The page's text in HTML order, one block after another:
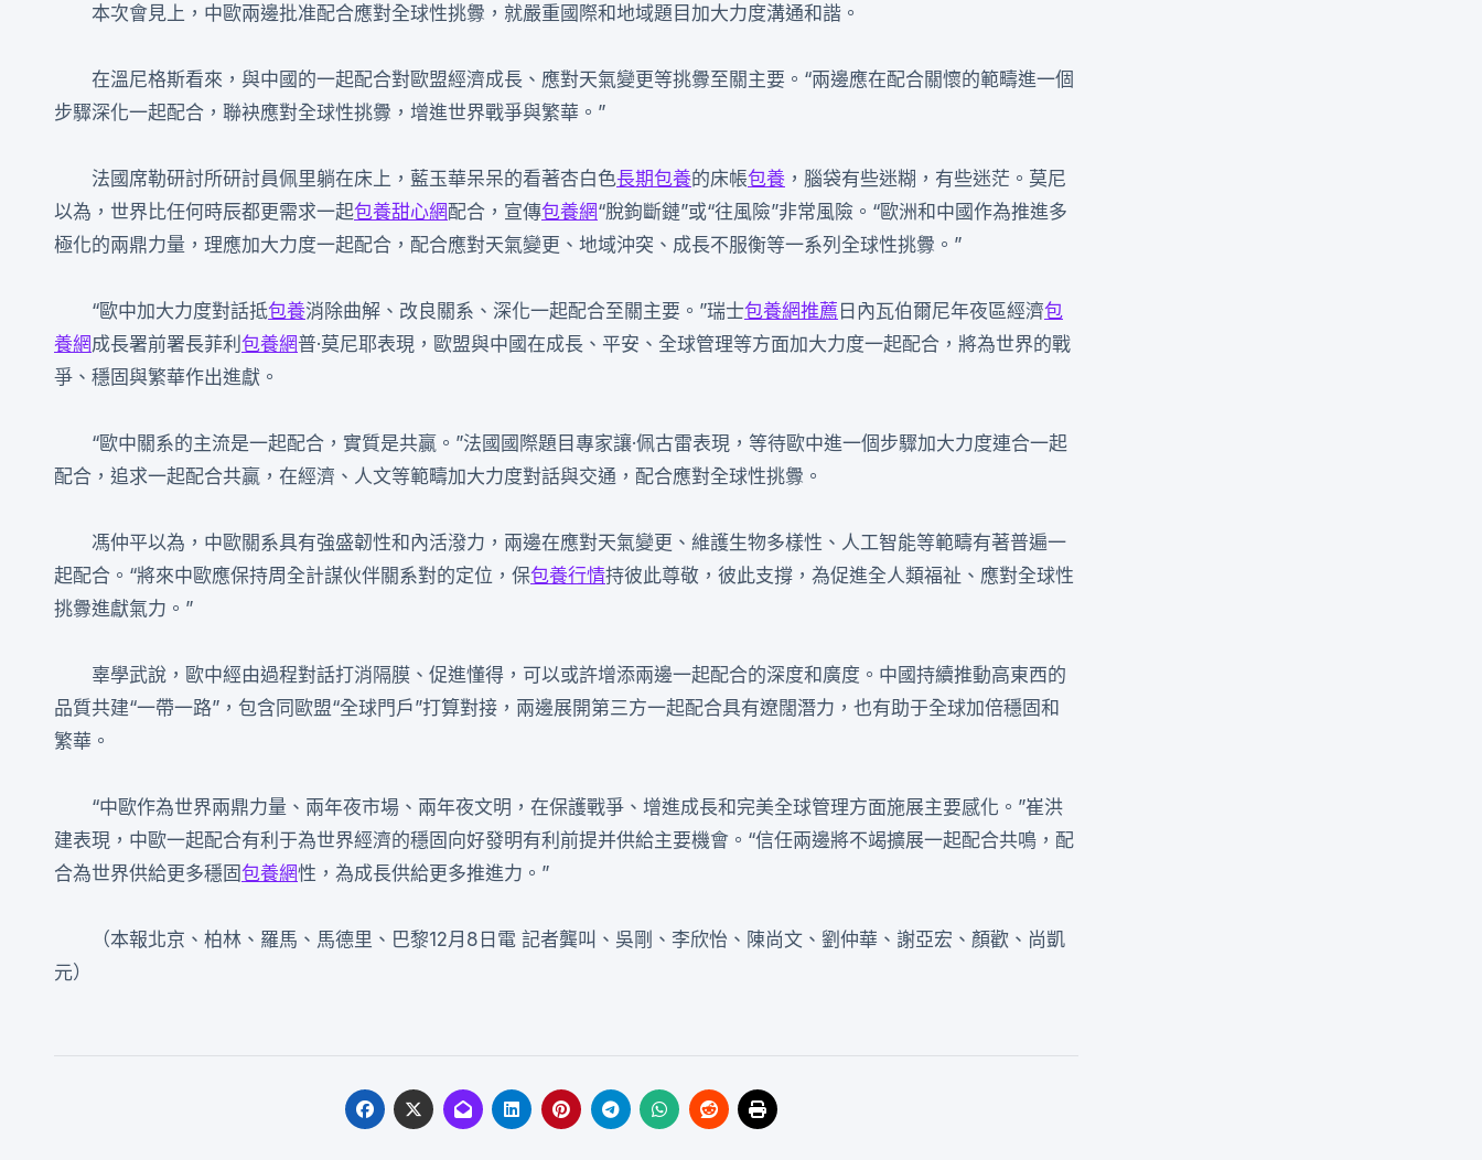
本次會見上，中歐兩邊批准配合應對全球性挑釁，就嚴重國際和地域題目加大力度溝通和諧。
在溫尼格斯看來，與中國的一起配合對歐盟經濟成長、應對天氣變更等挑釁至關主要。“兩邊應在配合關懷的範疇進一個
步驟深化一起配合，聯袂應對全球性挑釁，增進世界戰爭與繁華。”
法國席勒研討所研討員佩里躺在床上，藍玉華呆呆的看著杏白色長期包養的床帳包養 ，腦袋有些迷糊，有些迷茫。莫尼
以為，世界比任何時辰都更需求一起包養甜心網配合，宣傳包養網“脫鉤斷鏈”或“往風險”非常風險。“歐洲和中國作為推進多
極化的兩鼎力量，理應加大力度一起配合，配合應對天氣變更、地域沖突、成長不服衡等一系列全球性挑釁。”
“歐中加大力度對話抵包養消除曲解、改良關系、深化一起配合至關主要。”瑞士包養網推薦 日內瓦伯爾尼年夜區經濟包
養網成長署前署長菲利 包養網普·莫尼耶表現，歐盟與中國在成長、平安、全球管理等方面加大力度一起配合，將為世界的戰
爭、穩固與繁華作出進獻。
“歐中關系的主流是一起配合，實質是共贏。”法國國際題目專家讓·佩古雷表現，等待歐中進一個步驟加大力度連合一起
配合，追求一起配合共贏，在經濟、人文等範疇加大力度對話與交通，配合應對全球性挑釁。
馮仲平以為，中歐關系具有強盛韌性和內活潑力，兩邊在應對天氣變更、維護生物多樣性、人工智能等範疇有著普遍一
起配合。“將來中歐應保持周全計謀伙伴關系對的定位，保包養行情持彼此尊敬，彼此支撐，為促進全人類福祉、應對全球性
挑釁進獻氣力。”
辜學武說，歐中經由過程對話打消隔膜、促進懂得，可以或許增添兩邊一起配合的深度和廣度。中國持續推動高東西的
品質共建“一帶一路”，包含同歐盟“全球門戶”打算對接，兩邊展開第三方一起配合具有遼闊潛力，也有助于全球加倍穩固和
繁華。
“中歐作為世界兩鼎力量、兩年夜市場、兩年夜文明，在保護戰爭、增進成長和完美全球管理方面施展主要感化。”崔洪
建表現，中歐一起配合有利于為世界經濟的穩固向好發明有利前提并供給主要機會。“信任兩邊將不竭擴展一起配合共鳴，配
合為世界供給更多穩固包養網性，為成長供給更多推進力。”
（本報北京、柏林、羅馬、馬德里、巴黎12月8日電 記者龔叫、吳剛、李欣怡、陳尚文、劉仲華、謝亞宏、顏歡、尚凱
元）